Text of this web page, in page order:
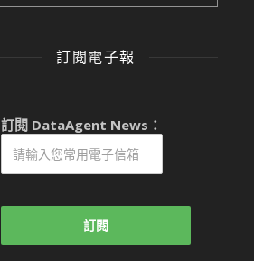
訂閱電子報
訂閱 DataAgent News：